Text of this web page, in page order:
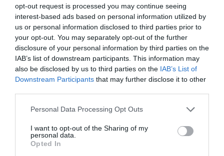
opt-out request is processed you may continue seeing
interest-based ads based on personal information utilized by
us or personal information disclosed to third parties prior to
your opt-out. You may separately opt-out of the further
disclosure of your personal information by third parties on the
IAB’s list of downstream participants. This information may
also be disclosed by us to third parties on the IAB’s List of
Downstream Participants that may further disclose it to other
Please note that this website/app uses one or more Google
not limited to your visit or usage behaviour. You may click to
grant or deny consent to Google and its third-party tags to
use your data for below specified purposes in below Google
Personal Data Processing Opt Outs
I want to opt-out of the Sharing of my
personal data.
Opted In
A rövid videóban Aziegy rossz viccet mesél az
internetes sütikről, amelyre
Ameca hunyorgó
szemekkel és szemöldökét ráncolva válaszol, amellyel
tökéletesen kifejezi, hogy a poén nem nyerte el
tetszését. Partnere erre szégyenkező arckifejezéssel
mogorva szemekkel reagál, mintha tudná, hogy a
tényleg gyenge volt.
A párost az Engineered Arts, egy brit székhelyű
robotikai vállalat alkotta meg, amely humanoid
robotokat készít szórakoztatás és oktatás célzatával.